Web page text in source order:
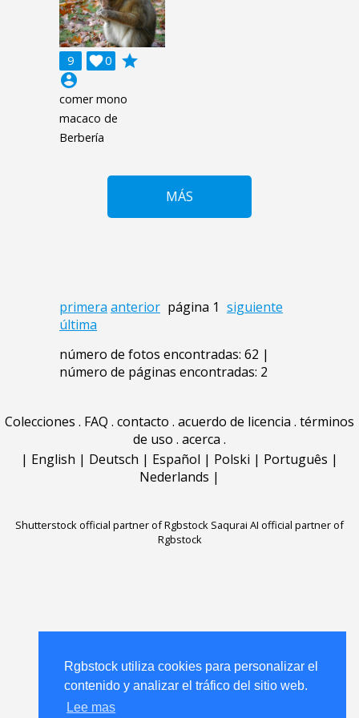
Rgbstock utiliza cookies para personalizar el
contenido y analizar el tráfico del sitio web.
Lee mas
9 0

grade
account_circle
comer mono
macaco de
Berbería
MÁS
primera anterior página 1 siguiente
última
número de fotos encontradas: 62 |
número de páginas encontradas: 2
Colecciones . FAQ . contacto . acuerdo de licencia . términos
de uso . acerca .
| English | Deutsch | Español | Polski | Português |
Nederlands |
Shutterstock official partner of Rgbstock Saqurai AI official partner of
Rgbstock